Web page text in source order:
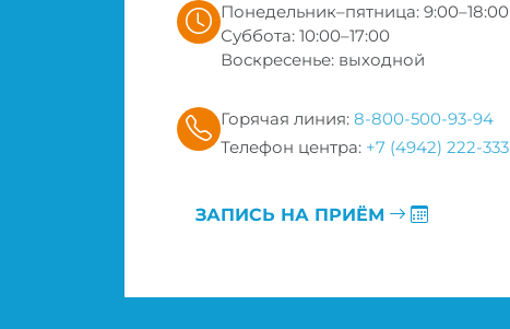
Понедельник–пятница: 9:00–18:00
Суббота: 10:00–17:00
Воскресенье: выходной
Горячая линия: 8-800-500-93-94
Телефон центра: +7 (4942) 222-333
ЗАПИСЬ НА ПРИЁМ